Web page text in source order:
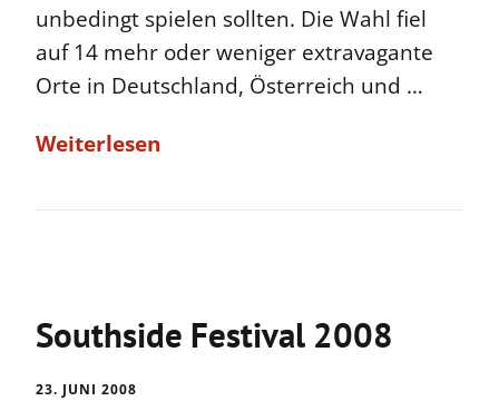
unbedingt spielen sollten. Die Wahl fiel
auf 14 mehr oder weniger extravagante
Orte in Deutschland, Österreich und …
Weiterlesen
Southside Festival 2008
23. JUNI 2008